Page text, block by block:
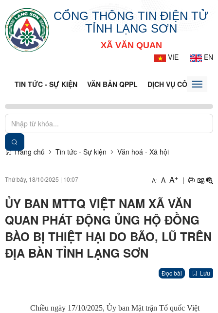
CỔNG THÔNG TIN ĐIỆN TỬ
TỈNH LẠNG SƠN
XÃ VĂN QUAN
VIE
EN
TIN TỨC - SỰ KIỆN VĂN BẢN QPPL DỊCH VỤ CÔNGToggle
Trang chủ Tin tức - Sự kiện Văn hoá - Xã hội
Thứ bảy, 18/10/2025 | 10:07 A- A A+ |
ỦY BAN MTTQ VIỆT NAM XÃ VĂN
QUAN PHÁT ĐỘNG ỦNG HỘ ĐỒNG
BÀO BỊ THIỆT HẠI DO BÃO, LŨ TRÊN
ĐỊA BÀN TỈNH LẠNG SƠN
Đọc bài Lưu
Chiều ngày 17/10/2025, Ủy ban Mặt trận Tổ quốc Việt